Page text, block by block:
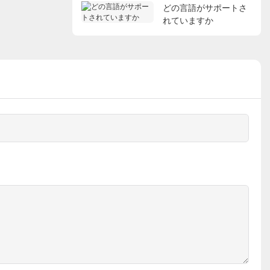
どの言語がサポートさ
れていますか